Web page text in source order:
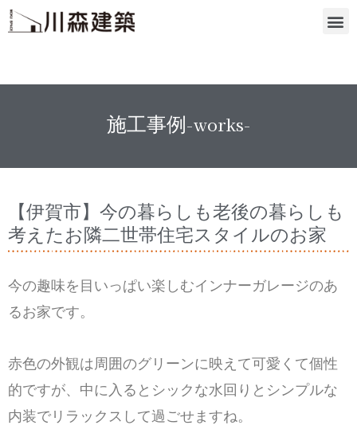
施工事例-works-
【伊賀市】今の暮らしも老後の暮らしも
考えたお隣二世帯住宅スタイルのお家
今の趣味を目いっぱい楽しむインナーガレージのあ
るお家です。
赤色の外観は周囲のグリーンに映えて可愛くて個性
的ですが、中に入るとシックな水回りとシンプルな
内装でリラックスして過ごせますね。